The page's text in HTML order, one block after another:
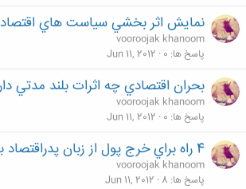
نمايش اثر بخشي سياست هاي
vooroojak khanoom
پاسخ ها 0
Jun 11, 2012
بحران اقتصادي چه اثرات بلند مدتي
vooroojak khanoom
پاسخ ها 0
Jun 11, 2012
4 راه براي خرج پول از زبان پدراقتصاد بازار ازاد
vooroojak khanoom
پاسخ ها 8
Jun 11, 2012